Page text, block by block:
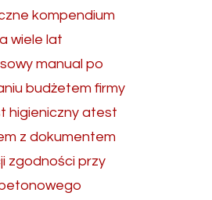
kompendium
wiele lat
manual po
budżetem firmy
higieniczny atest
z dokumentem
zgodności przy